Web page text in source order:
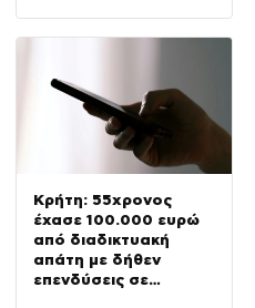
Κρήτη: 55χρονος
έχασε 100.000 ευρώ
από διαδικτυακή
απάτη με δήθεν
επενδύσεις σε